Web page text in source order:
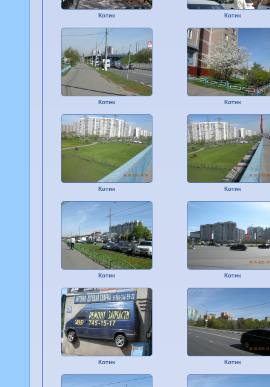
Котик Котик
Котик Котик
Котик Котик
Котик Котик
Котик Котик